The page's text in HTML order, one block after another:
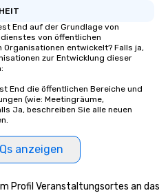
End auf der Grundlage von
von öffentlichen
entwickelt? Falls ja,
zur Entwicklung dieser
End die öffentlichen Bereiche und
(wie: Meetingräume,
Ja, beschreiben Sie alle neuen
anzeigen
Profil Veranstaltungsortes an das